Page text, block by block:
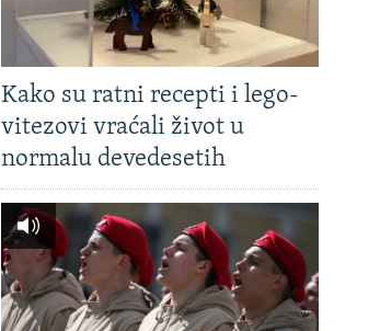
Kako su ratni recepti i lego-
vitezovi vraćali život u
normalu devedesetih